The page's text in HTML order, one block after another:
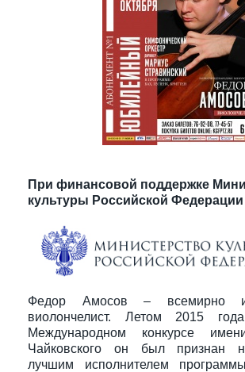
При финансовой поддержке
культуры Российской Федерации
Федор Амосов – всемирно
виолончелист. Летом 2015
Международном конкурсе
Чайковского он был признан
лучшим исполнителем